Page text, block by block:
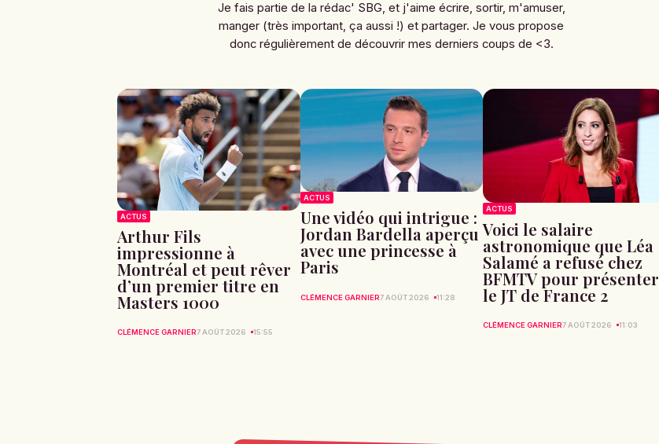
Je fais partie de la rédac' SBG, et j'aime écrire, sortir, m'amuser,
manger (très important, ça aussi !) et partager. Je vous propose
donc régulièrement de découvrir mes derniers coups de <3.
ACTUS
Arthur Fils
impressionne à
Montréal et peut rêver
d’un premier titre en
Masters 1000
CLÉMENCE GARNIER7 AOÛT 2026 15:55
ACTUS
Une vidéo qui intrigue :
Jordan Bardella aperçu
avec une princesse à
Paris
CLÉMENCE GARNIER7 AOÛT 2026 11:28
ACTUS
Voici le salaire
astronomique que Léa
Salamé a refusé chez
BFMTV pour présenter
le JT de France 2
CLÉMENCE GARNIER7 AOÛT 2026 11:03